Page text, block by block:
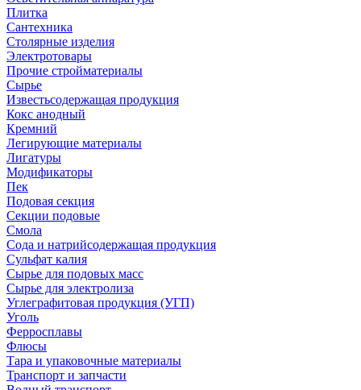
Плитка
Сантехника
Столярные изделия
Электротовары
Прочие стройматериалы
Сырье
Известьсодержащая продукция
Кокс анодный
Кремний
Легирующие материалы
Лигатуры
Модификаторы
Пек
Подовая секция
Секции подовые
Смола
Сода и натрийсодержащая продукция
Сульфат калия
Сырье для подовых масс
Сырье для электролиза
Углеграфитовая продукция (УГП)
Уголь
Ферросплавы
Флюсы
Тара и упаковочные материалы
Транспорт и запчасти